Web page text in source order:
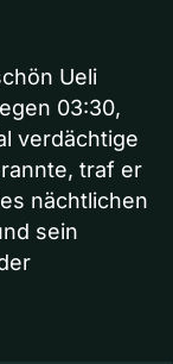
Ueli
03:30,
verdächtige
traf er
nächtlichen
sein